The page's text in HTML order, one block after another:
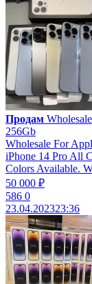
Продам
256Gb
Wholesale For
iPhone 14 Pro All
Colors Available.
50 000 ₽
586 0
23.04.202323:36